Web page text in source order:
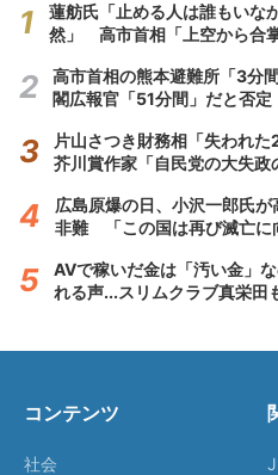
蓮舫氏「止める人は誰もいな
然」 高市首相「上空から合
高市首相の熊本避難所「3分
閣広報官「51分間」だと否定
片山さつき財務相「失われ
芥川賞作家「自民党の大失政
広島原爆の日、小沢一郎氏
非難 「この国は再び滅亡に
AVで稼いだ金は「汚い金」
れる声...スリムクラブ真栄田
コンテンツ
社会